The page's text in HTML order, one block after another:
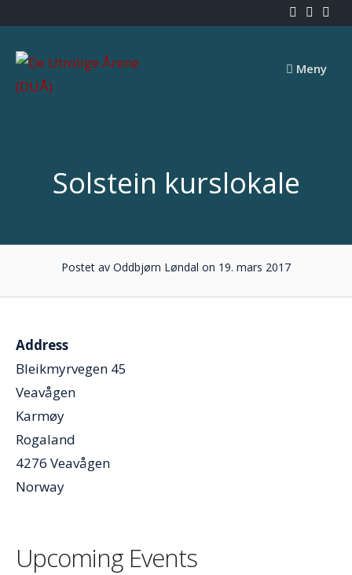
content
Meny
Solstein kurslokale
Postet av Oddbjørn Løndal on 19. mars 2017
Address
Bleikmyrvegen 45
Veavågen
Karmøy
Rogaland
4276 Veavågen
Norway
Upcoming Events